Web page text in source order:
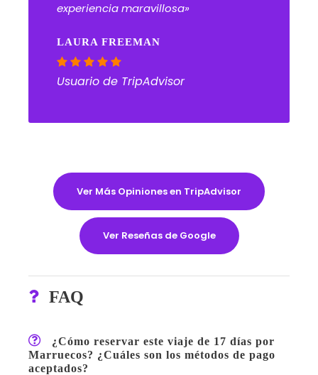
experiencia maravillosa»
LAURA FREEMAN
Usuario de TripAdvisor
Ver Más Opiniones en TripAdvisor
Ver Reseñas de Google
FAQ
¿Cómo reservar este viaje de 17 días por
Marruecos? ¿Cuáles son los métodos de pago
aceptados?